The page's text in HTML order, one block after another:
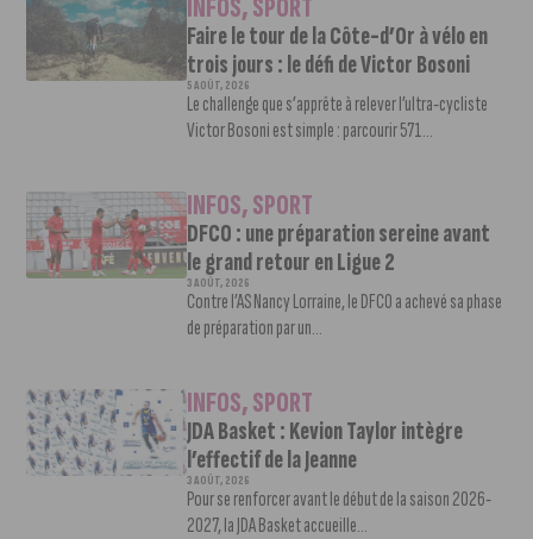
INFOS,SPORT
Faire le tour de la Côte-d’Or à vélo en
trois jours : le défi de Victor Bosoni
5 AOÛT, 2026
Le challenge que s’apprête à relever l’ultra-cycliste
Victor Bosoni est simple : parcourir 571...
INFOS,SPORT
DFCO : une préparation sereine avant
le grand retour en Ligue 2
3 AOÛT, 2026
Contre l’AS Nancy Lorraine, le DFCO a achevé sa phase
de préparation par un...
INFOS,SPORT
JDA Basket : Kevion Taylor intègre
l’effectif de la Jeanne
3 AOÛT, 2026
Pour se renforcer avant le début de la saison 2026-
2027, la JDA Basket accueille...